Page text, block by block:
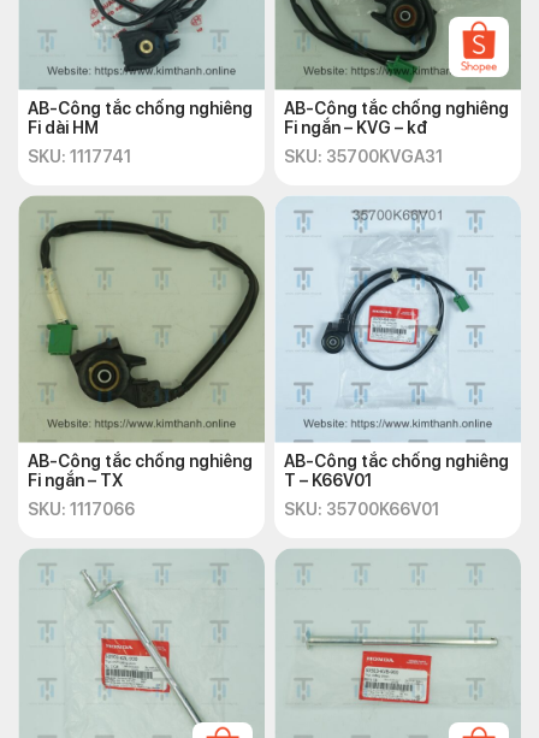
AB-Công tắc chống nghiêng
Fi dài HM
SKU: 1117741
AB-Công tắc chống nghiêng
Fi ngắn – KVG – kđ
SKU: 35700KVGA31
AB-Công tắc chống nghiêng
Fi ngắn – TX
SKU: 1117066
AB-Công tắc chống nghiêng
T – K66V01
SKU: 35700K66V01